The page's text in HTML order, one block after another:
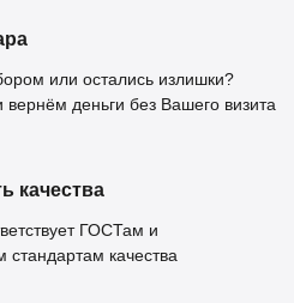
или остались излишки?
деньги без Вашего визита
качества
ГОСТам и
качества